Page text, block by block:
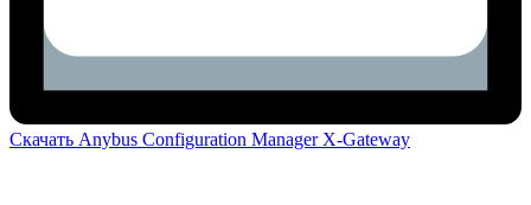
Скачать Anybus Configuration Manager X-Gateway